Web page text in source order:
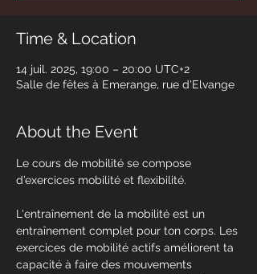
Time & Location
14 juil. 2025, 19:00 – 20:00 UTC+2
Salle de fêtes à Emerange, rue d'Elvange
About the Event
Le cours de mobilité se compose
d’exercices mobilité et flexibilité.
L'entraînement de la mobilité est un
entraînement complet pour ton corps. Les
exercices de mobilité actifs améliorent ta
capacité à faire des mouvements